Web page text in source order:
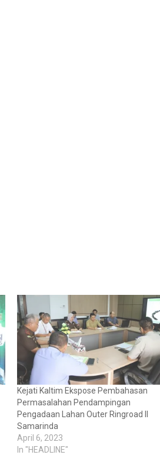
Kejati Kaltim Ekspose Pembahasan
Permasalahan Pendampingan
Pengadaan Lahan Outer Ringroad II
Samarinda
April 6, 2023
In "HEADLINE"